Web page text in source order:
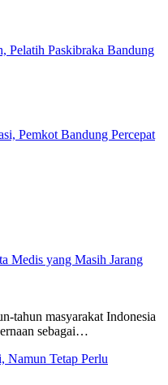
Pelatih Paskibraka Bandung
Pemkot Bandung Percepat
Medis yang Masih Jarang
tahun masyarakat Indonesia
sebagai…
Namun Tetap Perlu